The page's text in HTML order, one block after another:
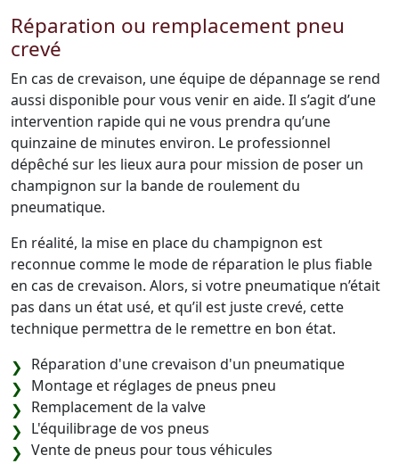
Réparation ou remplacement pneu
crevé
En cas de crevaison, une équipe de dépannage se rend
aussi disponible pour vous venir en aide. Il s’agit d’une
intervention rapide qui ne vous prendra qu’une
quinzaine de minutes environ. Le professionnel
dépêché sur les lieux aura pour mission de poser un
champignon sur la bande de roulement du
pneumatique.
En réalité, la mise en place du champignon est
reconnue comme le mode de réparation le plus fiable
en cas de crevaison. Alors, si votre pneumatique n’était
pas dans un état usé, et qu’il est juste crevé, cette
technique permettra de le remettre en bon état.
Réparation d'une crevaison d'un pneumatique
Montage et réglages de pneus pneu
Remplacement de la valve
L'équilibrage de vos pneus
Vente de pneus pour tous véhicules